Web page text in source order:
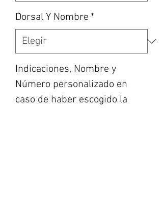
Dorsal Y Nombre *
Indicaciones, Nombre y
Número personalizado en
caso de haber escogido la